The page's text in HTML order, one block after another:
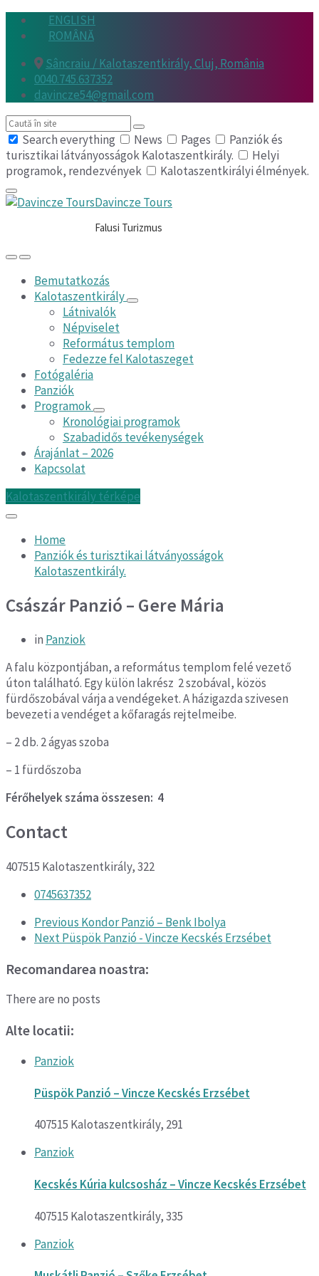
Skip
Skip
navigation
Skip
ENGLISH
ROMÂNĂ
Sâncraiu / Kalotaszentkirály, Cluj, România
0040.745.637352
davincze54@gmail.com
Search
Search everything
News Pages
Panziók és
turisztikai látványosságok Kalotaszentkirály.
Helyi
programok, rendezvények
Kalotaszentkirályi élmények.
Davincze Tours
Falusi Turizmus
Bemutatkozás
Kalotaszentkirály
Látnivalók
Népviselet
Református templom
Fedezze fel Kalotaszeget
Fotógaléria
Panziók
Programok
Kronológiai programok
Szabadidős tevékenységek
Árajánlat – 2026
Kapcsolat
Kalotaszentkirály térképe
Home
Panziók és turisztikai látványosságok
Kalotaszentkirály.
Császár Panzió – Gere Mária
in Panziok
A falu központjában, a református templom felé vezető
úton található. Egy külön lakrész 2 szobával, közös
fürdőszobával várja a vendégeket. A házigazda szivesen
bevezeti a vendéget a kőfaragás rejtelmeibe.
– 2 db. 2 ágyas szoba
– 1 fürdőszoba
Férőhelyek száma összesen: 4
Contact
407515 Kalotaszentkirály, 322
0745637352
Previous Kondor Panzió – Benk Ibolya
NextPüspök Panzió - Vincze Kecskés Erzsébet
Recomandarea noastra:
There are no posts
Alte locatii:
Panziok
Püspök Panzió – Vincze Kecskés Erzsébet
407515 Kalotaszentkirály, 291
Panziok
Kecskés Kúria kulcsosház – Vincze Kecskés Erzsébet
407515 Kalotaszentkirály, 335
Panziok